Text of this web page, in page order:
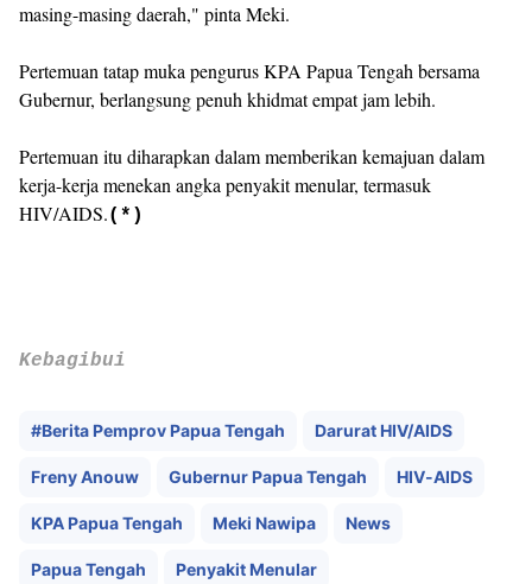
masing-masing daerah," pinta Meki.
Pertemuan tatap muka pengurus KPA Papua Tengah bersama
Gubernur, berlangsung penuh khidmat empat jam lebih.
Pertemuan itu diharapkan dalam memberikan kemajuan dalam
kerja-kerja menekan angka penyakit menular, termasuk
HIV/AIDS.(*)
Kebagibui
#Berita Pemprov Papua Tengah Darurat HIV/AIDS
Freny Anouw Gubernur Papua Tengah HIV-AIDS
KPA Papua Tengah Meki Nawipa News
Papua Tengah Penyakit Menular